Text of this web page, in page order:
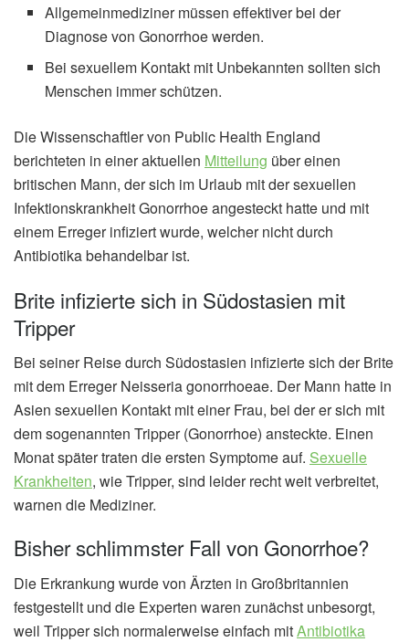
Allgemeinmediziner müssen effektiver bei der
Diagnose von Gonorrhoe werden.
Bei sexuellem Kontakt mit Unbekannten sollten sich
Menschen immer schützen.
Die Wissenschaftler von Public Health England
berichteten in einer aktuellen Mitteilung über einen
britischen Mann, der sich im Urlaub mit der sexuellen
Infektionskrankheit Gonorrhoe angesteckt hatte und mit
einem Erreger infiziert wurde, welcher nicht durch
Antibiotika behandelbar ist.
Brite infizierte sich in Südostasien mit
Tripper
Bei seiner Reise durch Südostasien infizierte sich der Brite
mit dem Erreger Neisseria gonorrhoeae. Der Mann hatte in
Asien sexuellen Kontakt mit einer Frau, bei der er sich mit
dem sogenannten Tripper (Gonorrhoe) ansteckte. Einen
Monat später traten die ersten Symptome auf. Sexuelle
Krankheiten, wie Tripper, sind leider recht weit verbreitet,
warnen die Mediziner.
Bisher schlimmster Fall von Gonorrhoe?
Die Erkrankung wurde von Ärzten in Großbritannien
festgestellt und die Experten waren zunächst unbesorgt,
weil Tripper sich normalerweise einfach mitAntibiotika